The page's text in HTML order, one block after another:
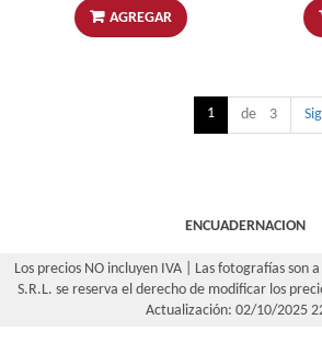
AGREGAR
1 de 3
ENCUADERNACION
Los precios NO incluyen IVA | Las fotografías son
S.R.L. se reserva el derecho de modificar los
Actualización: 02/10/2025